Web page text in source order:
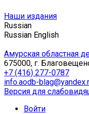
Наши издания
Russian
Russian English
Амурская областная
675000, г.
+7 (416) 277-0787
info.aodb-
Версия для
Войти